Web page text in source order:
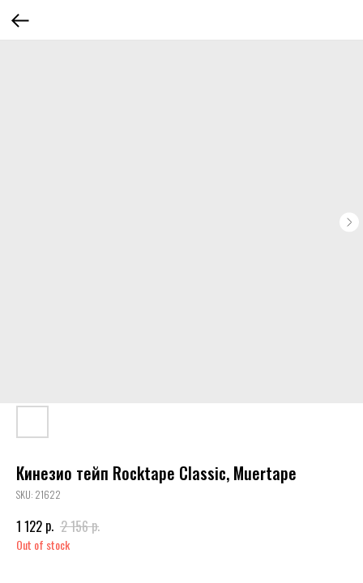
Кинезио тейп Rocktape Classic, Muertape
SKU: 21622
1 122 р. 2 156р.
Out of stock